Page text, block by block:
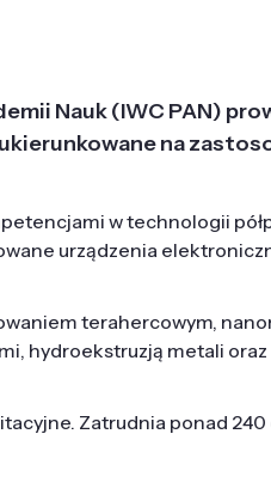
Nauk (IWC PAN)
na
w technologii
urządzenia
terahercowym,
hydroekstruzją metali oraz
Zatrudnia ponad 240